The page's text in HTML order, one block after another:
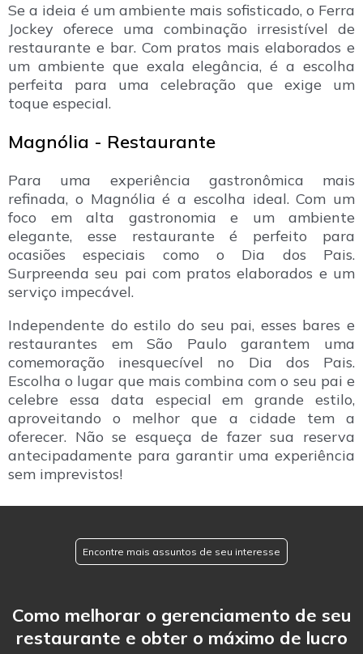
Se a ideia é um ambiente mais sofisticado, o Ferra
Jockey oferece uma combinação irresistível de
restaurante e bar. Com pratos mais elaborados e
um ambiente que exala elegância, é a escolha
perfeita para uma celebração que exige um
toque especial.
Magnólia - Restaurante
Para uma experiência gastronômica mais
refinada, o Magnólia é a escolha ideal. Com um
foco em alta gastronomia e um ambiente
elegante, esse restaurante é perfeito para
ocasiões especiais como o Dia dos Pais.
Surpreenda seu pai com pratos elaborados e um
serviço impecável.
Independente do estilo do seu pai, esses bares e
restaurantes em São Paulo garantem uma
comemoração inesquecível no Dia dos Pais.
Escolha o lugar que mais combina com o seu pai e
celebre essa data especial em grande estilo,
aproveitando o melhor que a cidade tem a
oferecer. Não se esqueça de fazer sua reserva
antecipadamente para garantir uma experiência
sem imprevistos!
Encontre mais assuntos de seu interesse
Como melhorar o gerenciamento de seu
restaurante e obter o máximo de lucro